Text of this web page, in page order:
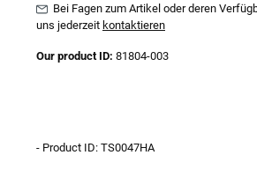
Bei Fagen zum Artikel oder deren
uns jederzeit kontaktieren
Our product ID: 81804-003
- Product ID: TS0047HA